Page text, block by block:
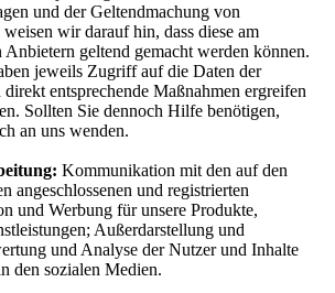
und der Geltendmachung von
wir darauf hin, dass diese am
geltend gemacht werden können.
jeweils Zugriff auf die Daten der
entsprechende Maßnahmen ergreifen
Sollten Sie dennoch Hilfe benötigen,
an uns wenden.
Kommunikation mit den auf den
angeschlossenen und registrierten
und Werbung für unsere Produkte,
Außerdarstellung und
und Analyse der Nutzer und Inhalte
den sozialen Medien.